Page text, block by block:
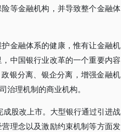
等金融机构，并导致整个金融体
金融体系的健康，惟有让金融机
中国银行业改革的一个重要内容
银分离、银企分离，增强金融机
理机制的商业机构。
股改上市。大型银行通过引进战
理念以及激励约束机制等方面发